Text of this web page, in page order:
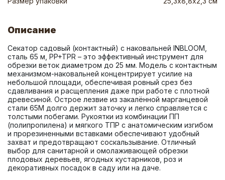
Описание
Секатор садовый (контактный) с наковальней INBLOOM,
сталь 65 м, PP+TPR – это эффективный инструмент для
обрезки веток диаметром до 25 мм. Модель с контактным
механизмом-наковальней концентрирует усилие на
небольшой площади, обеспечивая ровный срез без
сдавливания и расщепления даже при работе с плотной
древесиной. Острое лезвие из закалённой марганцевой
стали 65М долго держит заточку и легко справляется с
толстыми побегами. Рукоятки из комбинации ПП
(полипропилена) и мягкого ТПР с анатомическим изгибом
и прорезиненными вставками обеспечивают удобный
захват и предотвращают соскальзывание. Отличный
выбор для санитарной и омолаживающей обрезки
плодовых деревьев, ягодных кустарников, роз и
декоративных посадок в саду или на даче.